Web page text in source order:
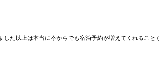
た以上は本当に今からでも宿泊予約が増えてくれること